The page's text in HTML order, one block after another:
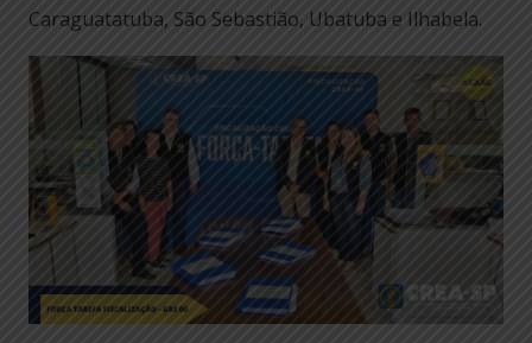
Caraguatatuba, São Sebastião, Ubatuba e Ilhabela.